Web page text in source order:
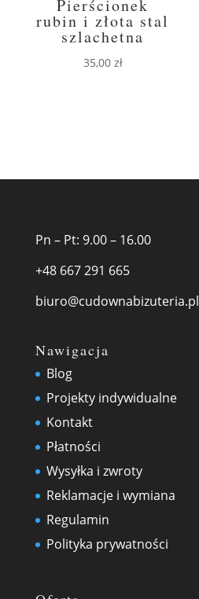
Pierścionek
rubin i złota stal
szlachetna
35,00 zł
Pn – Pt: 9.00 – 16.00
+48 667 291 665
biuro@cudownabizuteria.pl
Nawigacja
Blog
Projekty indywidualne
Kontakt
Płatności
Wysyłka i zwroty
Reklamacje i wymiana
Regulamin
Polityka prywatności